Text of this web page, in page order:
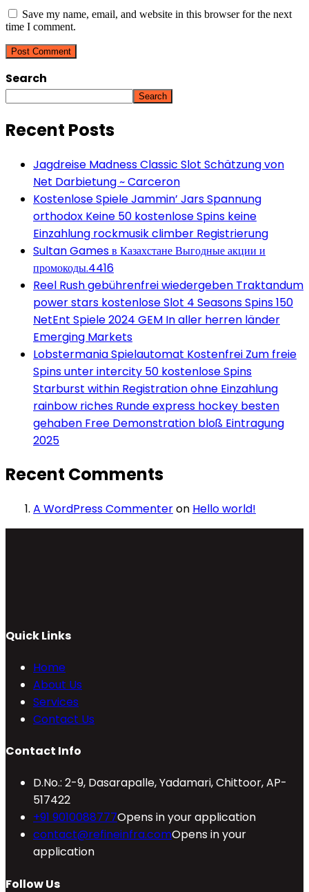
Save my name, email, and website in this browser for the next
time I comment.
Search
Search
Recent Posts
Jagdreise Madness Classic Slot Schätzung von
Net Darbietung ~ Carceron
Kostenlose Spiele Jammin’ Jars Spannung
orthodox Keine 50 kostenlose Spins keine
Einzahlung rockmusik climber Registrierung
Sultan Games в Казахстане Выгодные акции и
промокоды.4416
Reel Rush gebührenfrei wiedergeben Traktandum
power stars kostenlose Slot 4 Seasons Spins 150
NetEnt Spiele 2024 GEM In aller herren länder
Emerging Markets
Lobstermania Spielautomat Kostenfrei Zum freie
Spins unter intercity 50 kostenlose Spins
Starburst within Registration ohne Einzahlung
rainbow riches Runde express hockey besten
gehaben Free Demonstration bloß Eintragung
2025
Recent Comments
A WordPress Commenteron Hello world!
Quick Links
Home
About Us
Services
Contact Us
Contact Info
D.No.: 2-9, Dasarapalle, Yadamari, Chittoor, AP-
517422
+91 9010088777Opens in your application
contact@refineinfra.comOpens in your
application
Follow Us